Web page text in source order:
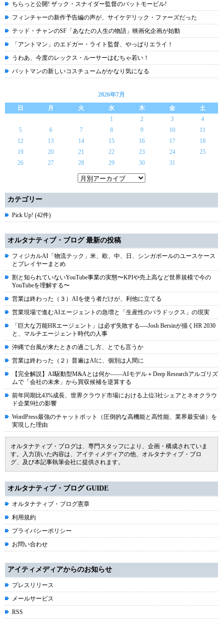
ちらっと公開! ザック・スナイダー監督のバットモービル!
フィンチャーの新作予告編の声が、サイケデリック・ファーズだった
テッド・チャンのSF「あなたの人生の物語」映画化企画が始動
「アントマン」のエドガー・ライト監督、やっぱりエライ！
うわあ、今度のレックス・ルーサーはむちゃ若い！
バットマンの新しいコスチュームがかなり気になる
2026年7月
日
月 火 水 木 金
土
1
2 3
4
5
6 7 8 9 10
11
12
13 14 15 16 17
18
19
20 21 22 23 24
25
26
27 28 29 30 31
カテゴリー
Pick Up! (42件)
オルタナティブ・ブログ 最新の投稿
フィジカルAI「物流テック」米、欧、中、日、シンガポールのユースケース
とプレイヤーまとめ
割と知られていないYouTube事業の実態〜KPIや売上高など世界規模で今の
YouTubeを理解する〜
営業は終わった（３）AIを使う者だけが、利他に立てる
営業現場で進むAIエージェントの急増と「生産性のパラドックス」の現実
「巨大な万能HRエージェント」は必ず失敗する----Josh Bersinが描くHR 2030
と、マルチエージェント時代の人事
沖縄で台風が来たときの過ごし方、とでも言うか
営業は終わった（２）普遍はAIに、個別は人間に
【完全解説】AI駆動型M&Aとは何か――AIモデル＋Deep Researchアルゴリズ
ムで「会社の未来」から買収候補を逆算する
前年同期比43%成長、世界クラウド市場における上位3社シェアとネオクラウ
ド企業9社の影響
WordPress最強のチャットボット（圧倒的な高機能と高性能、業界最安値）を
実現した理由
オルタナティブ・ブログは、専門スタッフにより、企画・構成されていま
す。入力頂いた内容は、アイティメディアの他、オルタナティブ・ブロ
グ、及び本記事執筆会社に提供されます。
オルタナティブ・ブログ GUIDE
オルタナティブ・ブログ憲章
利用規約
プライバシーポリシー
お問い合わせ
アイティメディアからのお知らせ
プレスリリース
メールサービス
RSS